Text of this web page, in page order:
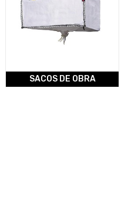
SACOS DE OBRA